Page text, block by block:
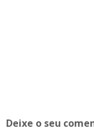
Deixe o seu